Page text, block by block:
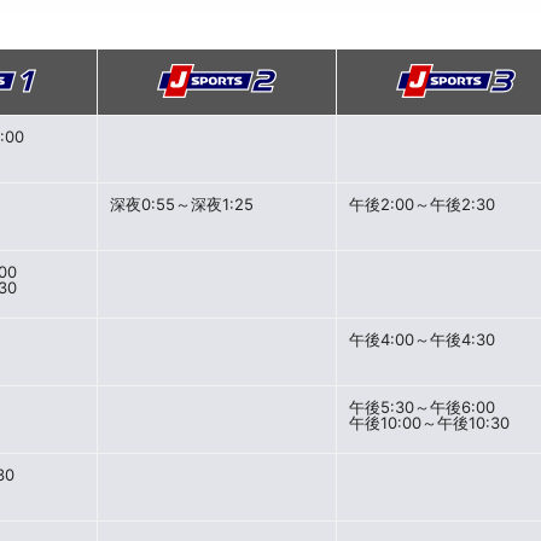
深夜0:55～深夜1:25 午後2:00～午後2:30
午後4:00～午後4:30
午後5:30～午後6:00
午後10:00～午後10:30